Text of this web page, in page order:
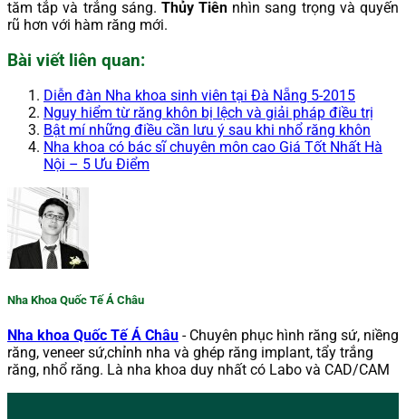
tăm tắp và trắng sáng. Thủy Tiên nhìn sang trọng và quyến
rũ hơn với hàm răng mới.
Bài viết liên quan:
Diễn đàn Nha khoa sinh viên tại Đà Nẵng 5-2015
Nguy hiểm từ răng khôn bị lệch và giải pháp điều trị
Bật mí những điều cần lưu ý sau khi nhổ răng khôn
Nha khoa có bác sĩ chuyên môn cao Giá Tốt Nhất Hà
Nội – 5 Ưu Điểm
Nha Khoa Quốc Tế Á Châu
Nha khoa Quốc Tế Á Châu - Chuyên phục hình răng sứ, niềng
răng, veneer sứ,chỉnh nha và ghép răng implant, tẩy trắng
răng, nhổ răng. Là nha khoa duy nhất có Labo và CAD/CAM